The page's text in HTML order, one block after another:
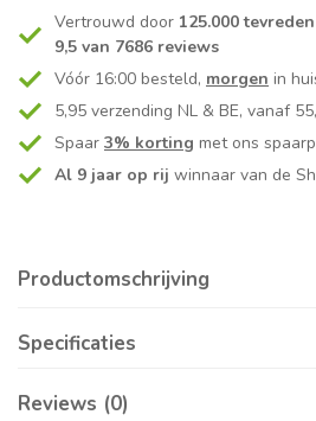
Vertrouwd door 125.000
9,5 van 7686 reviews
Vóór 16:00 besteld, morgen in
5,95 verzending NL & BE, vanaf
Spaar 3% korting met ons
Al 9 jaar op rij winnaar van de
Productomschrijving
Specificaties
Reviews (0)